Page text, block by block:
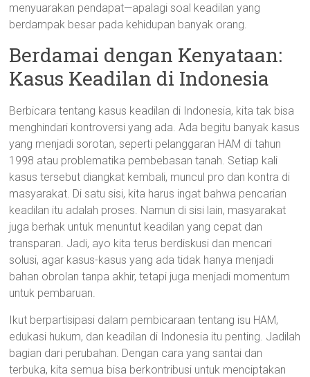
menyuarakan pendapat—apalagi soal keadilan yang
berdampak besar pada kehidupan banyak orang.
Berdamai dengan Kenyataan:
Kasus Keadilan di Indonesia
Berbicara tentang kasus keadilan di Indonesia, kita tak bisa
menghindari kontroversi yang ada. Ada begitu banyak kasus
yang menjadi sorotan, seperti pelanggaran HAM di tahun
1998 atau problematika pembebasan tanah. Setiap kali
kasus tersebut diangkat kembali, muncul pro dan kontra di
masyarakat. Di satu sisi, kita harus ingat bahwa pencarian
keadilan itu adalah proses. Namun di sisi lain, masyarakat
juga berhak untuk menuntut keadilan yang cepat dan
transparan. Jadi, ayo kita terus berdiskusi dan mencari
solusi, agar kasus-kasus yang ada tidak hanya menjadi
bahan obrolan tanpa akhir, tetapi juga menjadi momentum
untuk pembaruan.
Ikut berpartisipasi dalam pembicaraan tentang isu HAM,
edukasi hukum, dan keadilan di Indonesia itu penting. Jadilah
bagian dari perubahan. Dengan cara yang santai dan
terbuka, kita semua bisa berkontribusi untuk menciptakan